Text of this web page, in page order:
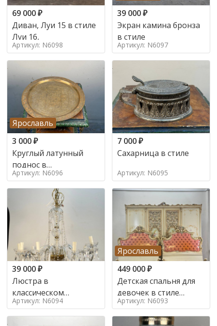
69 000₽
Диван, Луи 15 в стиле
Луи 16,
Артикул: N6098
39 000₽
Экран камина бронза
в стиле
Артикул: N6097
Ярославль
3 000₽
Круглый латунный
поднос в
марокканском стиле в
стиле
Артикул: N6096
7 000₽
Сахарница в стиле
Артикул: N6095
39 000₽
Люстра в
классическом
итальянском стиле на
10 ламп. в стиле
Артикул: N6094
Ярославль
449 000₽
Детская спальня для
девочек в стиле
итальянского барокко
в стиле
Артикул: N6093